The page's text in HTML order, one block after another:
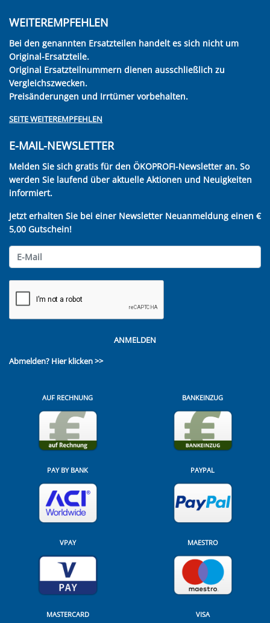
WEITEREMPFEHLEN
Bei den genannten Ersatzteilen handelt es sich nicht um
Original-Ersatzteile.
Original Ersatzteilnummern dienen ausschließlich zu
Vergleichszwecken.
Preisänderungen und Irrtümer vorbehalten.
SEITE WEITEREMPFEHLEN
E-MAIL-NEWSLETTER
Melden Sie sich gratis für den ÖKOPROFI-Newsletter an. So
werden Sie laufend über aktuelle Aktionen und Neuigkeiten
informiert.
Jetzt erhalten Sie bei einer Newsletter Neuanmeldung einen €
5,00 Gutschein!
ANMELDEN
Abmelden? Hier klicken >>
AUF RECHNUNG BANKEINZUG
PAY BY BANK PAYPAL
VPAY MAESTRO
MASTERCARD VISA